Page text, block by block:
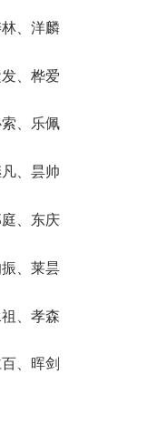
、洋麟
、桦爱
、乐佩
、昙帅
、东庆
、莱昙
、孝森
、晖剑